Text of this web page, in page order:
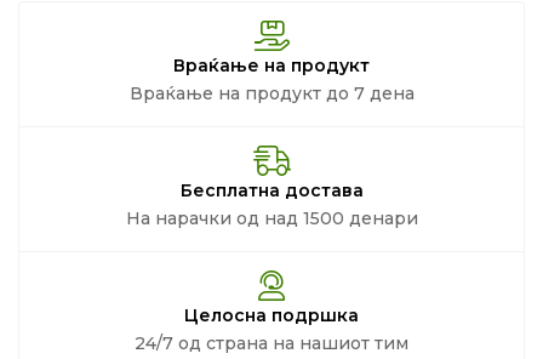
Враќање на продукт
Враќање на продукт до 7 дена
Бесплатна достава
На нарачки од над 1500 денари
Целосна подршка
24/7 од страна на нашиот тим